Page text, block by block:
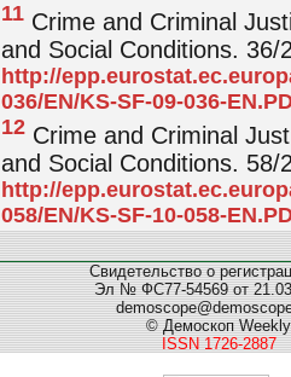
11 Crime and Criminal
and Social Conditions.
http://
036/EN/KS-SF-09-036-
12 Crime and Criminal
and Social Conditions.
http://
058/EN/KS-SF-10-058-
Свидетельство о
Эл № ФС77-54569 от
© Демоскоп Weekly
ISSN 1726-2887